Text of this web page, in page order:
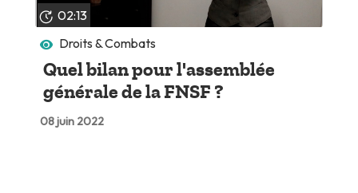
02:13
Droits & Combats
Quel bilan pour l'assemblée
générale de la FNSF ?
08 juin 2022